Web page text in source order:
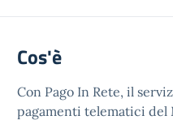
Cos'è
Con Pago In Rete, il
pagamenti telematici del